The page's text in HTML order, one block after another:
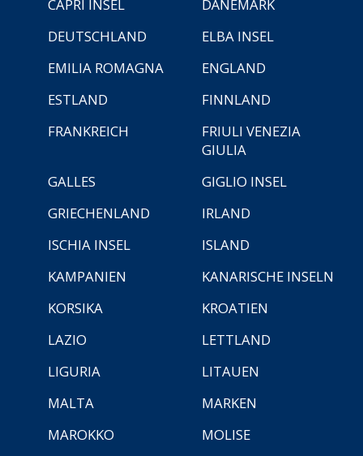
CAPRI INSEL
DÄNEMARK
DEUTSCHLAND
ELBA INSEL
EMILIA ROMAGNA
ENGLAND
ESTLAND
FINNLAND
FRANKREICH
FRIULI VENEZIA
GIULIA
GALLES
GIGLIO INSEL
GRIECHENLAND
IRLAND
ISCHIA INSEL
ISLAND
KAMPANIEN
KANARISCHE INSELN
KORSIKA
KROATIEN
LAZIO
LETTLAND
LIGURIA
LITAUEN
MALTA
MARKEN
MAROKKO
MOLISE